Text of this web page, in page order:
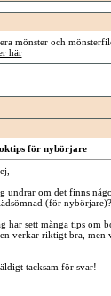
mönster och
här
för nybörjare
undrar om det finns
(för
har sett många tips om
verkar riktigt bra, men
tacksam för svar!